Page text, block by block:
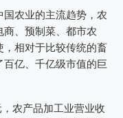
农业的主流趋势，农
、预制菜、都市农
，相对于比较传统的畜
亿、千亿级市值的巨
农产品加工业营业收